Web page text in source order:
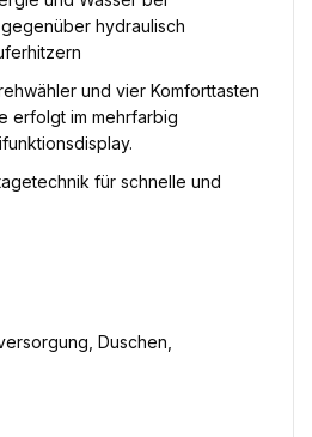
hydraulisch
und vier Komforttasten
erfolgt im mehrfarbig
für schnelle und
Duschen,